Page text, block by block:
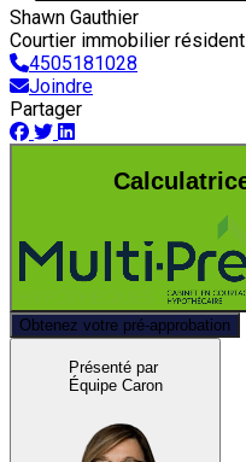
Shawn Gauthier
Courtier immobilier
4505181028
Joindre
Partager
Obtenez votre pré-approbation
Présenté par
Équipe Caron